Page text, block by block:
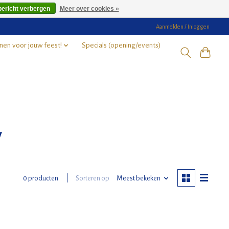
Aanmelden / Inloggen
voor jouw feest! Specials (opening/events)
0 producten Sorteren op Meest bekeken
verbergen Meer over cookies »